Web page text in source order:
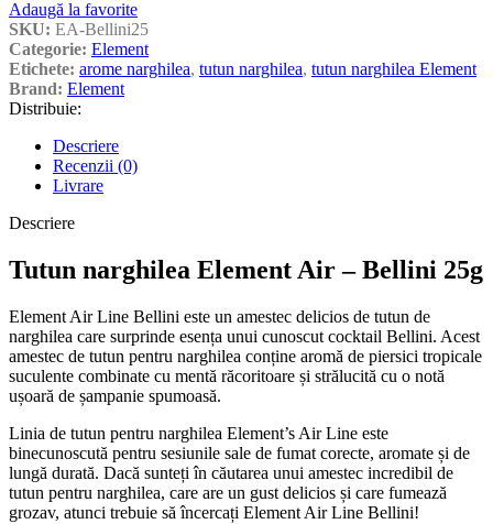
Adaugă la favorite
SKU: EA-Bellini25
Categorie: Element
Etichete: arome narghilea, tutun narghilea, tutun narghilea Element
Brand: Element
Distribuie:
Descriere
Recenzii (0)
Livrare
Descriere
Tutun narghilea Element Air – Bellini 25g
Element Air Line Bellini este un amestec delicios de tutun de
narghilea care surprinde esența unui cunoscut cocktail Bellini. Acest
amestec de tutun pentru narghilea conține aromă de piersici tropicale
suculente combinate cu mentă răcoritoare și strălucită cu o notă
ușoară de șampanie spumoasă.
Linia de tutun pentru narghilea Element’s Air Line este
binecunoscută pentru sesiunile sale de fumat corecte, aromate și de
lungă durată. Dacă sunteți în căutarea unui amestec incredibil de
tutun pentru narghilea, care are un gust delicios și care fumează
grozav, atunci trebuie să încercați Element Air Line Bellini!